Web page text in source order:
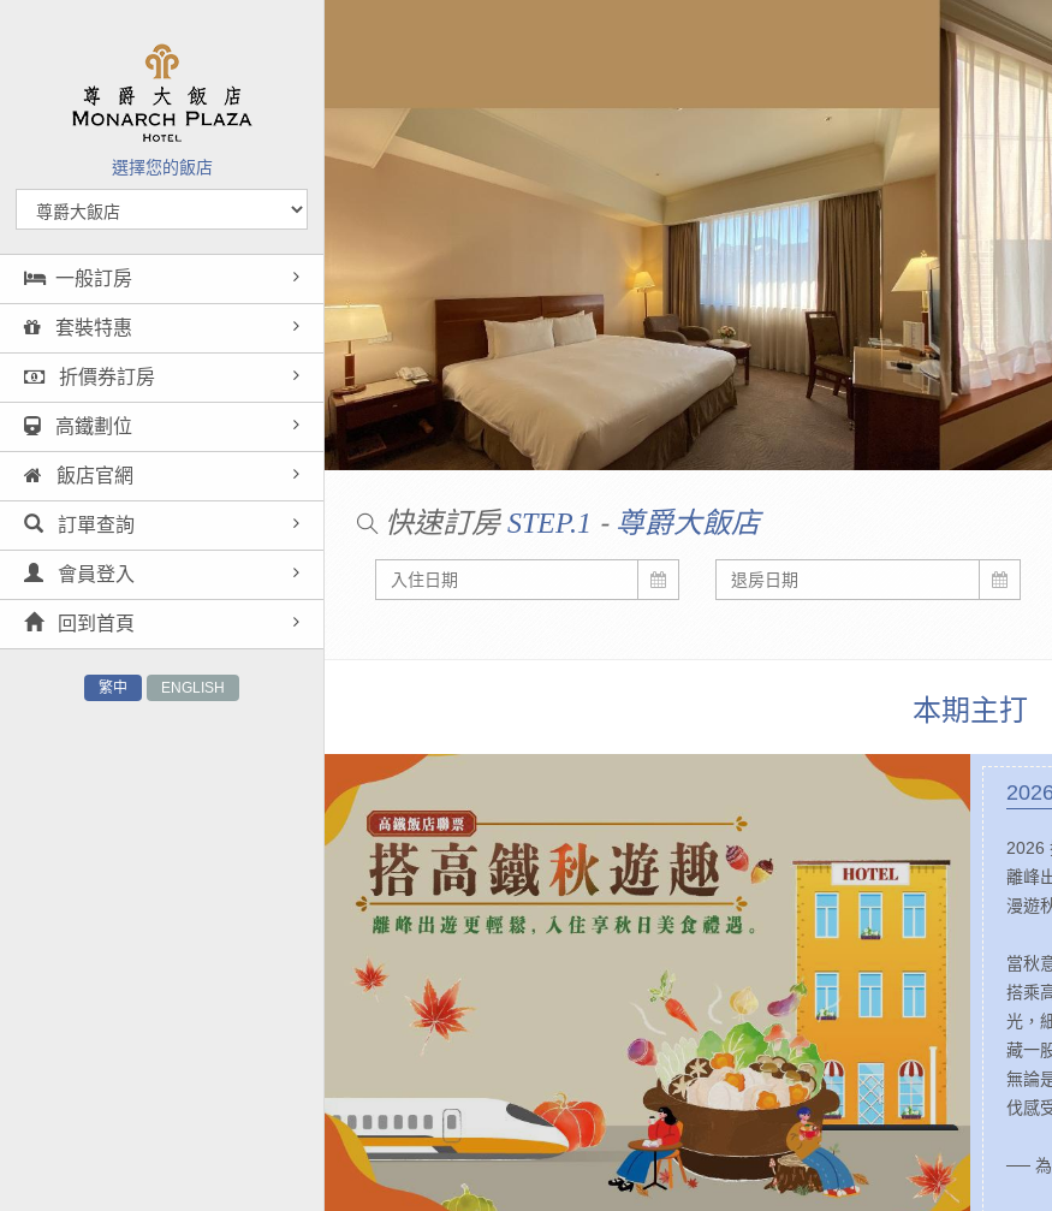
選擇您的飯店
一般訂房
套裝特惠
折價券訂房
高鐵劃位
飯店官網
訂單查詢
會員登入
回到首頁
繁中 ENGLISH
快速訂房STEP.1 - 尊爵大飯店
本期主打
2026
離峰
漫遊
當秋
搭乘
光，
藏一
無論
伐感
──